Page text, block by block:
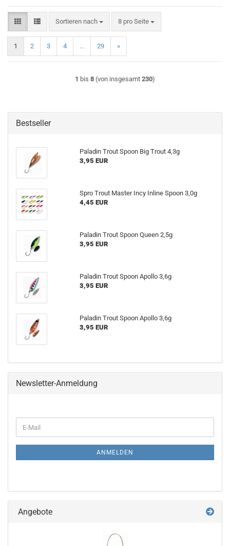
Sortieren nach
Sortieren nach 8 pro Seite
pro Seite
1 2 3 4 ... 29 »
1 bis 8 (von insgesamt 230)
Bestseller
Paladin Trout Spoon Big Trout 4,3g
3,95 EUR
Spro Trout Master Incy Inline Spoon 3,0g
4,45 EUR
Paladin Trout Spoon Queen 2,5g
3,95 EUR
Paladin Trout Spoon Apollo 3,6g
3,95 EUR
Paladin Trout Spoon Apollo 3,6g
3,95 EUR
Newsletter-Anmeldung
ZUR
E-
Mail
ANMELDEN
Angebote